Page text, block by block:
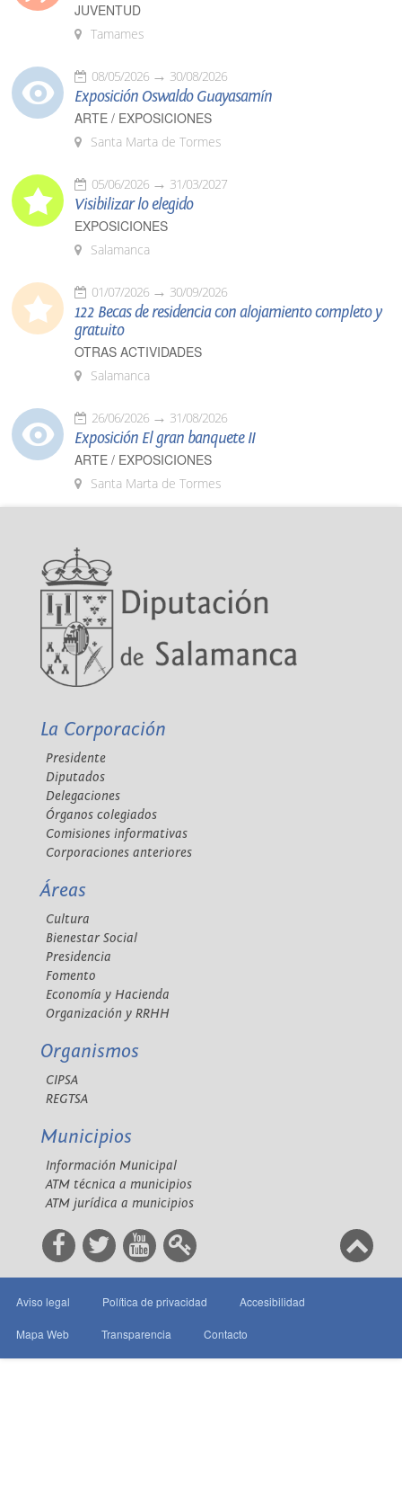
JUVENTUD
Tamames
08/05/2026 30/08/2026
Exposición Oswaldo Guayasamín
ARTE / EXPOSICIONES
Santa Marta de Tormes
05/06/2026 31/03/2027
Visibilizar lo elegido
EXPOSICIONES
Salamanca
01/07/2026 30/09/2026
122 Becas de residencia con alojamiento completo y
gratuito
OTRAS ACTIVIDADES
Salamanca
26/06/2026 31/08/2026
Exposición El gran banquete II
ARTE / EXPOSICIONES
Santa Marta de Tormes
La Corporación
Presidente
Diputados
Delegaciones
Órganos colegiados
Comisiones informativas
Corporaciones anteriores
Áreas
Cultura
Bienestar Social
Presidencia
Fomento
Economía y Hacienda
Organización y RRHH
Organismos
CIPSA
REGTSA
Municipios
Información Municipal
ATM técnica a municipios
ATM jurídica a municipios
Aviso legal Política de privacidad Accesibilidad
Mapa Web Transparencia Contacto